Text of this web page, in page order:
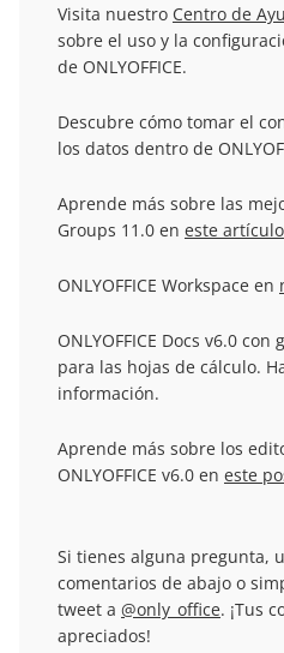
Visita nuestro Centro de
sobre el uso y la
de ONLYOFFICE.
Descubre cómo tomar el
los datos dentro de
Aprende más sobre las
Groups 11.0 en este artículo
ONLYOFFICE Workspace en
ONLYOFFICE Docs v6.0
para las hojas de cálculo.
información.
Aprende más sobre los
ONLYOFFICE v6.0 en este
Si tienes alguna pregunta,
comentarios de abajo o
tweet a @only_office. ¡Tus
apreciados!